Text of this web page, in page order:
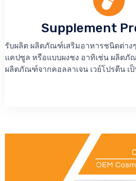
Supplement
รับผลิต ผลิตภัณฑ์เสริมอาหารชนิดต่าง
แคปซูล หรือแบบผงชง อาทิเช่น ผลิต
ผลิตภัณฑ์จากคอลลาเจน เวย์โปรตีน เ